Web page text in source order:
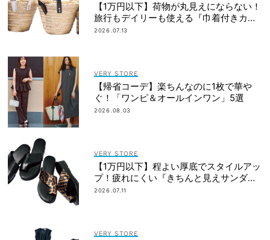
【1万円以下】荷物が丸見えにならない！
旅行もデイリーも使える『巾着付きカゴ
バッグ』
2026.07.13
VERY STORE
【帰省コーデ】楽ちんなのに1枚で華や
ぐ！「ワンピ＆オールインワン」5選
2026.08.03
VERY STORE
【1万円以下】程よい厚底でスタイルアッ
プ！疲れにくい『きちんと見えサンダ
ル』
2026.07.11
VERY STORE